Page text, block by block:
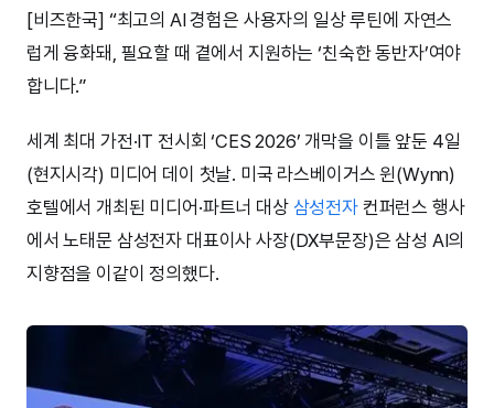
[비즈한국] “최고의 AI 경험은 사용자의 일상 루틴에 자연스
럽게 융화돼, 필요할 때 곁에서 지원하는 ‘친숙한 동반자’여야
합니다.”
세계 최대 가전·IT 전시회 ‘CES 2026’ 개막을 이틀 앞둔 4일
(현지시각) 미디어 데이 첫날. 미국 라스베이거스 윈(Wynn)
호텔에서 개최된 미디어·파트너 대상 삼성전자컨퍼런스 행사
에서 노태문 삼성전자 대표이사 사장(DX부문장)은 삼성 AI의
지향점을 이같이 정의했다.